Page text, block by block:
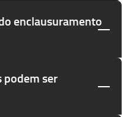
enclausuramento
podem ser